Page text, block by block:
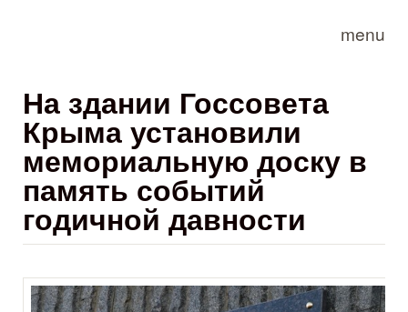
menu
​На здании Госсовета
Крыма установили
мемориальную доску в
память событий
годичной давности